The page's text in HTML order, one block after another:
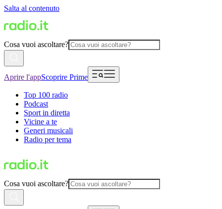
Salta al contenuto
Cosa vuoi ascoltare?
Aprire l'appScoprire Prime
Top 100 radio
Podcast
Sport in diretta
Vicine a te
Generi musicali
Radio per tema
Cosa vuoi ascoltare?